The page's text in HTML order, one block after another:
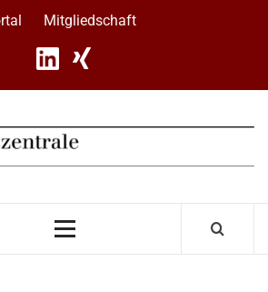
Mitgliedschaft
Primary